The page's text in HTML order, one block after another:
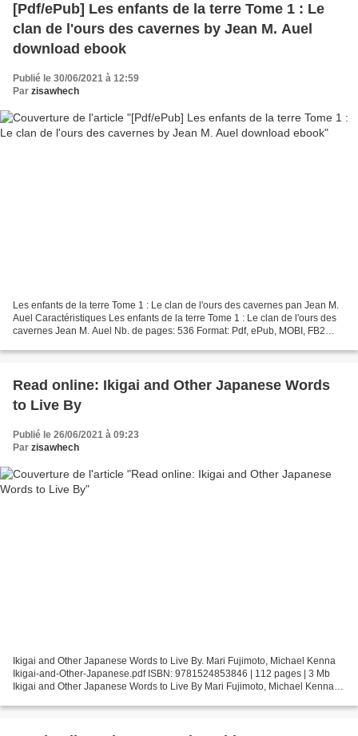
[Pdf/ePub] Les enfants de la terre Tome 1 : Le
clan de l'ours des cavernes by Jean M. Auel
download ebook
Publié le 30/06/2021 à 12:59
Par zisawhech
Les enfants de la terre Tome 1 : Le clan de l'ours des cavernes pan Jean M.
Auel Caractéristiques Les enfants de la terre Tome 1 : Le clan de l'ours des
cavernes Jean M. Auel Nb. de pages: 536 Format: Pdf, ePub, MOBI, FB2
Read online: Ikigai and Other Japanese Words
to Live By
Publié le 26/06/2021 à 09:23
Par zisawhech
Ikigai and Other Japanese Words to Live By. Mari Fujimoto, Michael Kenna
Ikigai-and-Other-Japanese.pdf ISBN: 9781524853846 | 112 pages | 3 Mb
Ikigai and Other Japanese Words to Live By Mari Fujimoto, Michael Kenna